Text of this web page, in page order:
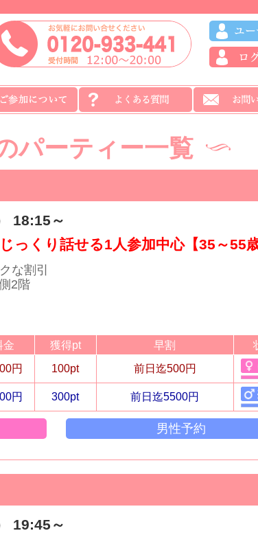
パーティー一覧
18:15～
っくり話せる1人参加中心【35～55歳
な割引
2階
金 獲得pt 早割
円 100pt 前日迄500円
円 300pt 前日迄5500円
男性予約
19:45～